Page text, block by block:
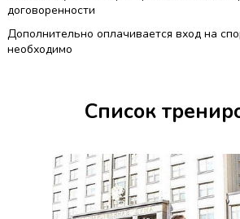
договоренности
Дополнительно оплачивается вход на
необходимо
Список